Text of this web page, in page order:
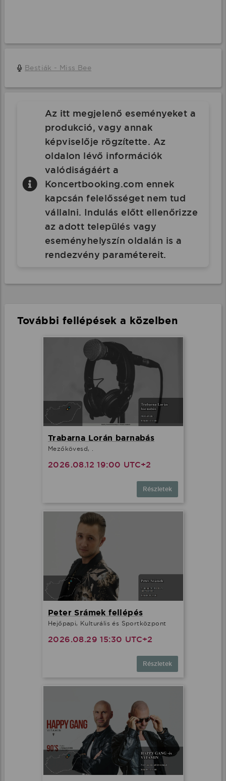
Bestiák - Miss Bee
Az itt megjelenő eseményeket a
produkció, vagy annak
képviselője rögzítette. Az
oldalon lévő információk
valódiságáért a
Koncertbooking.com ennek
kapcsán felelősséget nem tud
vállalni. Indulás előtt ellenőrizze
az adott település vagy
eseményhelyszín oldalán is a
rendezvény paramétereit.
További fellépések a közelben
Trabarna Lorán barnabás
Mezőkövesd, .
2026.08.12 19:00 UTC+2
Részletek
Peter Srámek fellépés
Hejőpapi, Kulturális és Sportközpont
2026.08.29 15:30 UTC+2
Részletek